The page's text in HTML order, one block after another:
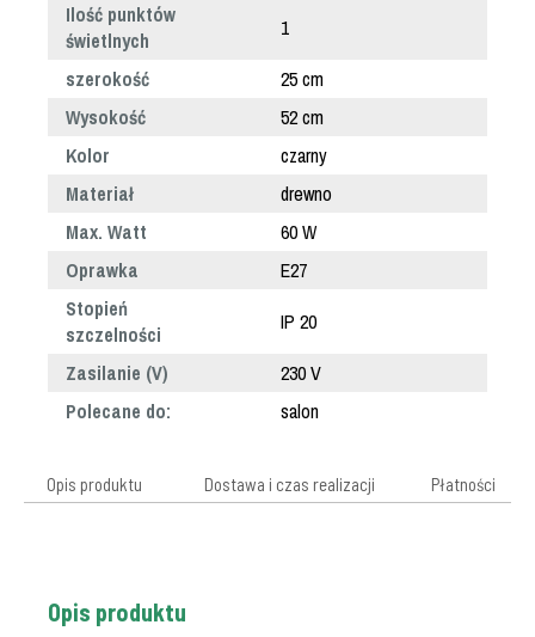
Ilość punktów
świetlnych
1
szerokość
25 cm
Wysokość
52 cm
Kolor
czarny
Materiał
drewno
Max. Watt
60 W
Oprawka
E27
Stopień
szczelności
IP 20
Zasilanie (V)
230 V
Polecane do:
salon
Opis produktu Dostawa i czas realizacji Płatności
Opis produktu